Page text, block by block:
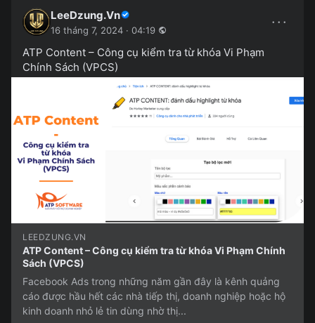
LeeDzung.Vn
16 tháng 7, 2024 · 04:19 ···
ATP Content – Công cụ kiểm tra từ khóa Vi Phạm
Chính Sách (VPCS)
LEEDZUNG.VN
ATP Content – Công cụ kiểm tra từ khóa Vi Phạm Chính
Sách (VPCS)
Facebook Ads trong những năm gần đây là kênh quảng
cáo được hầu hết các nhà tiếp thị, doanh nghiệp hoặc hộ
kinh doanh nhỏ lẻ tin dùng nhờ thị...